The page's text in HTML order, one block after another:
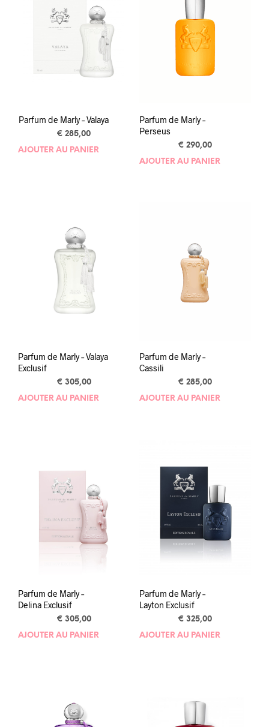
Parfum de Marly – Valaya
€ 285,00
AJOUTER AU PANIER
Parfum de Marly –
Perseus
€ 290,00
AJOUTER AU PANIER
Parfum de Marly – Valaya
Exclusif
€ 305,00
AJOUTER AU PANIER
Parfum de Marly –
Cassili
€ 285,00
AJOUTER AU PANIER
Parfum de Marly –
Delina Exclusif
€ 305,00
AJOUTER AU PANIER
Parfum de Marly –
Layton Exclusif
€ 325,00
AJOUTER AU PANIER